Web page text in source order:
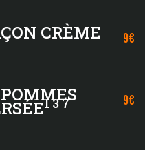
CRÈME 9€
1 3 7 9€